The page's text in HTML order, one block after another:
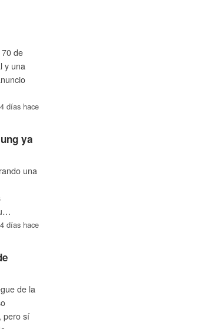
de
y una
4 días hace
ya
una
4 días hace
de la
pero sí